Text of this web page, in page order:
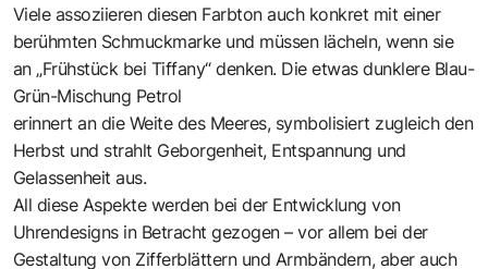
Viele assoziieren diesen Farbton auch konkret mit einer
berühmten Schmuckmarke und müssen lächeln, wenn sie
an „Frühstück bei Tiffany“ denken. Die ­etwas dunklere Blau-
Grün-Mischung ­Petrol
erinnert an die Weite des Meeres, symbolisiert zugleich den
Herbst und strahlt Geborgenheit, Entspannung und
Gelassenheit aus.
All diese Aspekte werden bei der Entwicklung von
Uhrendesigns in Betracht gezogen – vor allem bei der
Gestaltung von Zifferblättern und Armbändern, aber auch